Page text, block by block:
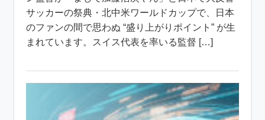
サッカーの祭典・北中米ワールドカップで、日本
のファンの間で思わぬ “盛り上がりポイント” が生
まれています。スイス代表を率いる監督 […]